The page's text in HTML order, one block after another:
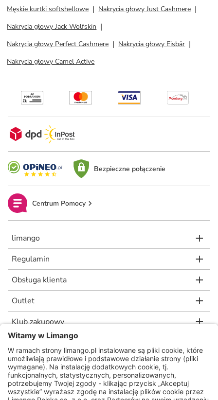
Męskie kurtki softshellowe
Nakrycia głowy Just Cashmere
Nakrycia głowy Jack Wolfskin
Nakrycia głowy Perfect Cashmere
Nakrycia głowy Eisbär
Nakrycia głowy Camel Active
Bezpieczne połączenie
Centrum Pomocy
limango
Regulamin
Obsługa klienta
Outlet
Klub zakupowy